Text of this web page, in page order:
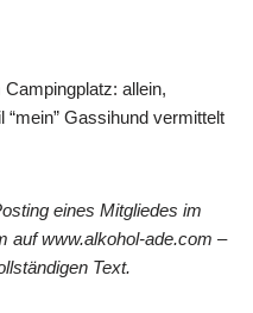
allein,
Gassihund vermittelt
eines Mitgliedes im
auf www.alkohol-ade.com –
Text.